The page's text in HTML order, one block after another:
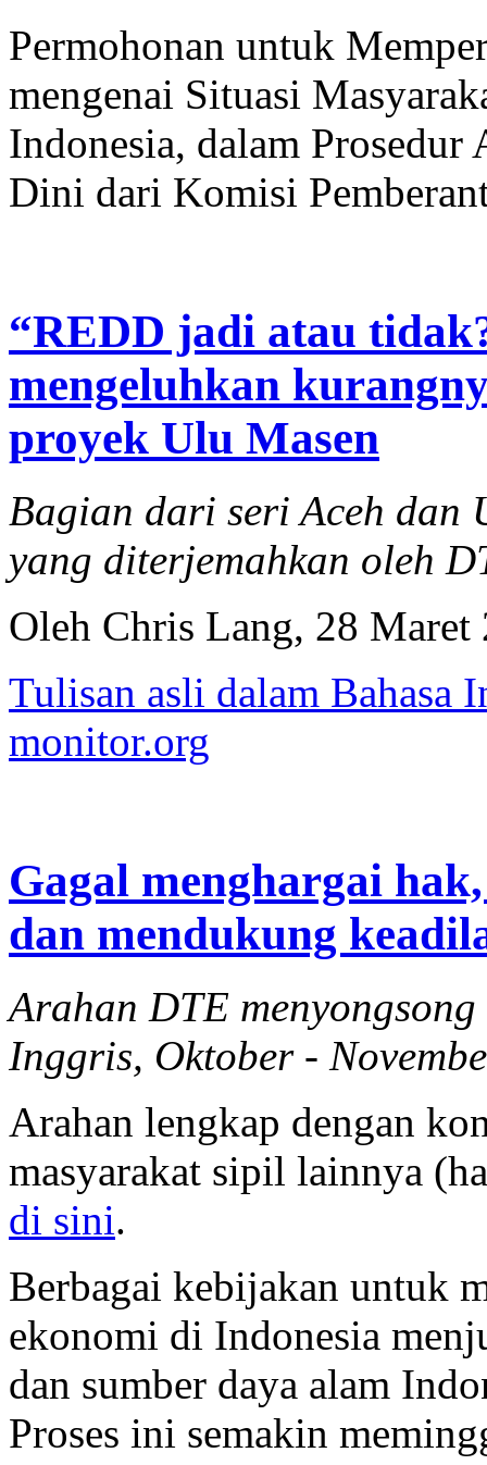
Permohonan untuk
mengenai Situasi
Indonesia, dalam Prosedur
Dini dari Komisi
“REDD jadi atau
mengeluhkan
proyek Ulu Masen
Bagian dari seri Aceh dan
yang diterjemahkan oleh
Oleh Chris Lang, 28 Maret
Tulisan asli dalam Bahasa
monitor.org
Gagal menghargai
dan mendukung
Arahan DTE
Inggris, Oktober -
Arahan lengkap dengan
masyarakat sipil lainnya
di sini.
Berbagai kebijakan untuk
ekonomi di Indonesia
dan sumber daya alam
Proses ini semakin